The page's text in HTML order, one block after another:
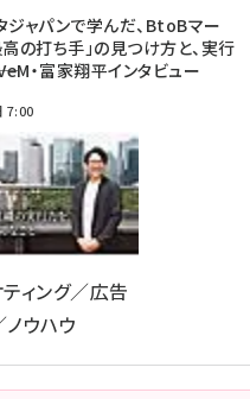
ジャパンで学んだ、BtoBマー
高の打ち手」の見つけ方と、実行
・富家翔平インタビュー
7:00
ィング／広告
ウハウ